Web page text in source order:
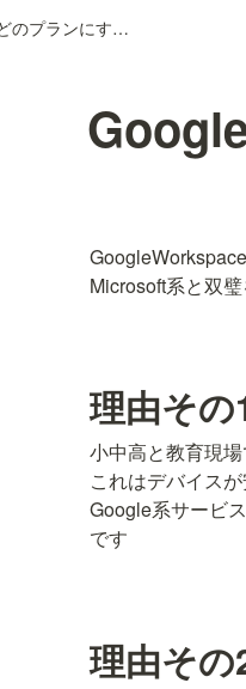
GoogleWorkspaceどのプランにする？
Microsoft系と双
理由そ
小中高と教育現
これはデバイス
Google系サービ
です
理由その